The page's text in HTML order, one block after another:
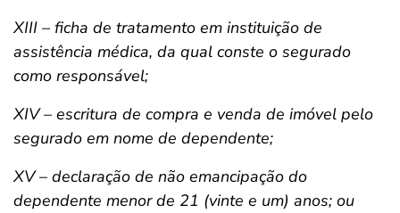
XIII – ficha de tratamento em instituição de
assistência médica, da qual conste o segurado
como responsável;
XIV – escritura de compra e venda de imóvel pelo
segurado em nome de dependente;
XV – declaração de não emancipação do
dependente menor de 21 (vinte e um) anos; ou